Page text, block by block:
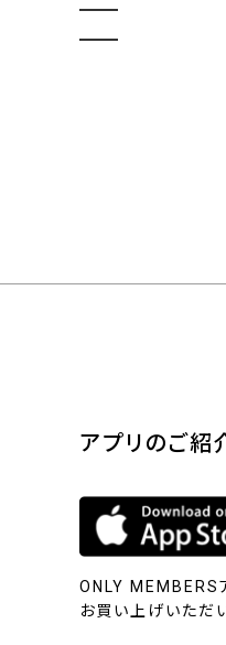
アプリのご紹
ONLY MEMBERS
お買い上げいただ